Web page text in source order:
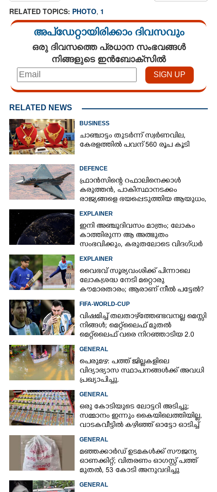
CONTACT US
RELATED TOPICS: PHOTO, 1
അപ്ഡേറ്റായിരിക്കാം ദിവസവും
ഒരു ദിവസത്തെ പ്രധാന സംഭവങ്ങൾ
നിങ്ങളുടെ ഇൻബോക്സിൽ
RELATED NEWS
BUSINESS
ചാഞ്ചാട്ടം തുടർന്ന് സ്വർണവില,
കേരളത്തിൽ പവന് 560 രൂപ കൂടി
DEFENCE
ഫ്രാൻസിന്റെ റഫാലിനെക്കാൾ
കരുത്തൻ,​ പാകിസ്ഥാനടക്കം
രാജ്യങ്ങളെ ഭയപ്പെടുത്തിയ ആയുധം,​
EXPLAINER
ഇനി അഞ്ചുദിവസം മാത്രം; ലോകം
കാത്തിരുന്ന ആ അത്ഭുതം
സംഭവിക്കും, കരുതലോടെ വിദഗ്ധർ
EXPLAINER
വൈഭവ് സൂര്യവംശിക്ക് പിന്നാലെ
ലോകശ്രദ്ധ നേടി മറ്റൊരു
കൗമാരതാരം; ആരാണ് നീൽ പട്ടേൽ?
FIFA-WORLD-CUP
വിഷമിച്ച് തലതാഴ്‌ത്തേണ്ടവനല്ല മെസ്സി
നിങ്ങള്‍; മെറ്റ്‌ലൈഫ് മുതല്‍
മെറ്റ്‌ലൈഫ് വരെ നിറഞ്ഞാടിയ 2.0
GENERAL
പെരുമഴ: പത്ത് ജില്ലകളിലെ
വിദ്യാഭ്യാസ സ്ഥാപനങ്ങൾക്ക് അവധി
പ്രഖ്യാപിച്ചു.
GENERAL
ഒരു കോടിയുടെ ലോട്ടറി അടിച്ചു;
സമ്മാനം ഇന്നും കൈയിലെത്തിയില്ല,
വാടകവീട്ടിൽ കഴിഞ്ഞ് ഓട്ടോ ഓടിച്ച്
GENERAL
മഞ്ഞക്കാർഡ് ഉടമകൾക്ക് സൗജന്യ
ഓണക്കിറ്റ്; വിതരണം ഓഗസ്റ്റ് പത്ത്
മുതൽ, 53 കോടി അനുവദിച്ചു
GENERAL